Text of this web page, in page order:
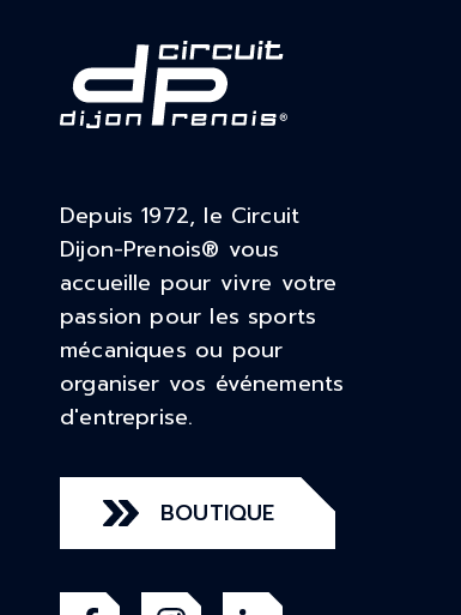
Depuis 1972, le Circuit
Dijon-Prenois® vous
accueille pour vivre votre
passion pour les sports
mécaniques ou pour
organiser vos événements
d'entreprise.
BOUTIQUE